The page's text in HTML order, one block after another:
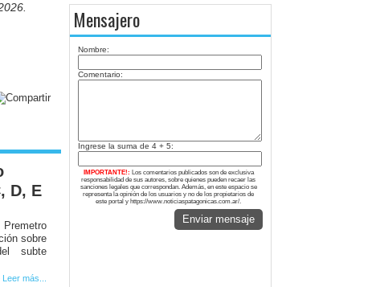
D, E
sobre
subte
Leer más...
Mensajero
Nombre:
Comentario:
Ingrese la suma de 4 + 5:
IMPORTANTE!: Los comentarios publicados son de exclusiva
responsabilidad de sus autores, sobre quienes pueden recaer las
sanciones legales que correspondan. Además, en este espacio se
representa la opinión de los usuarios y no de los propietarios de
este portal y https://www.noticiaspatagonicas.com.ar/.
Enviar mensaje